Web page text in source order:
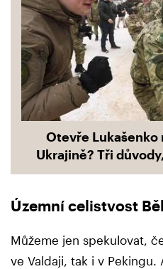
Otevře
Ukrajině? Tři
Územní celistvost
Můžeme jen spekulovat,
ve Valdaji, tak i v Pekingu.